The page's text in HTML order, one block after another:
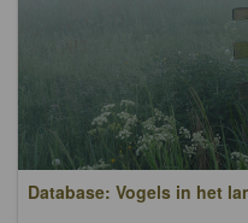
Database: Vogels in het